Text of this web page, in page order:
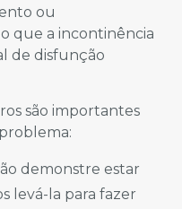
ou
que a incontinência
de disfunção
são importantes
demonstre estar
levá-la para fazer